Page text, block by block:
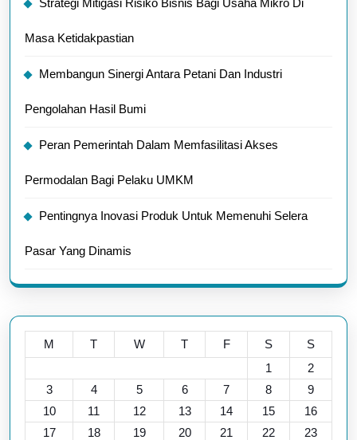
Masa Ketidakpastian
Membangun Sinergi Antara Petani Dan Industri
Pengolahan Hasil Bumi
Peran Pemerintah Dalam Memfasilitasi Akses
Permodalan Bagi Pelaku UMKM
Pentingnya Inovasi Produk Untuk Memenuhi Selera
Pasar Yang Dinamis
M T W T F S
S
1
2
3
4 5 6 7 8
9
10
11 12 13 14 15
16
17
18 19 20 21 22
23